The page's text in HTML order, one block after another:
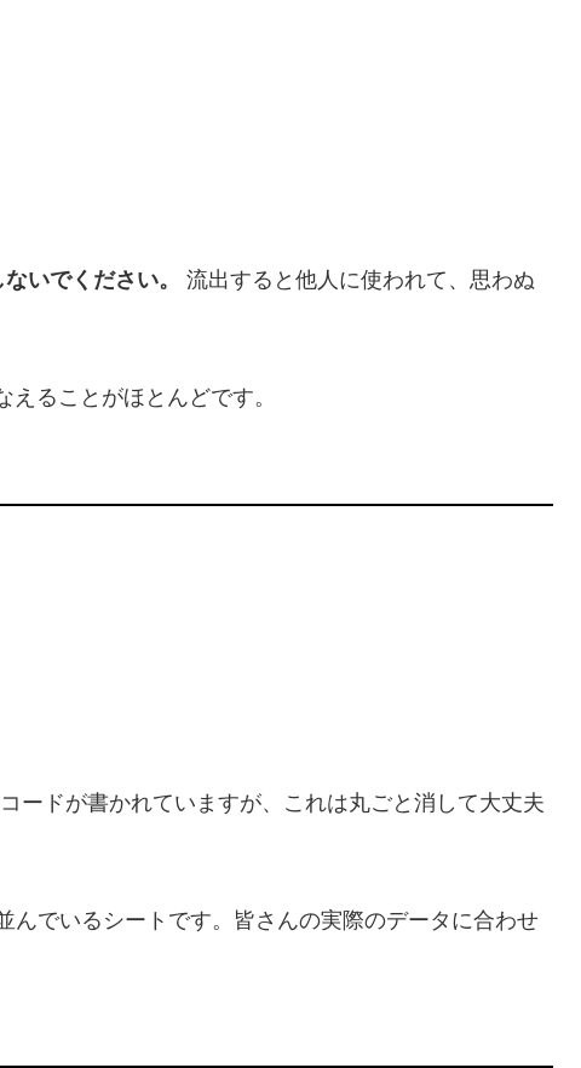
いでください。
流出すると他人に使われて、思わぬ
ることがほとんどです。
ードが書かれていますが、これは丸ごと消して大丈夫
でいるシートです。皆さんの実際のデータに合わせ